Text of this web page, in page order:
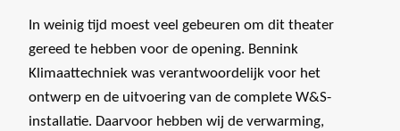
In weinig tijd moest veel gebeuren om dit theater
gereed te hebben voor de opening. Bennink
Klimaattechniek was verantwoordelijk voor het
ontwerp en de uitvoering van de complete W&S-
installatie. Daarvoor hebben wij de verwarming,